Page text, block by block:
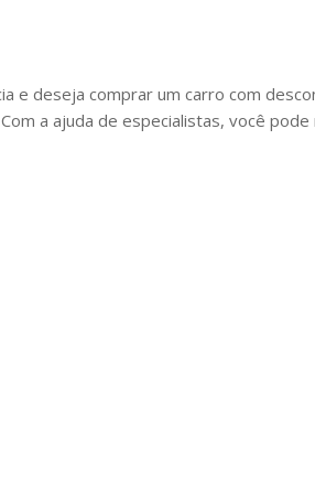
e deseja comprar um carro com
a ajuda de especialistas, você